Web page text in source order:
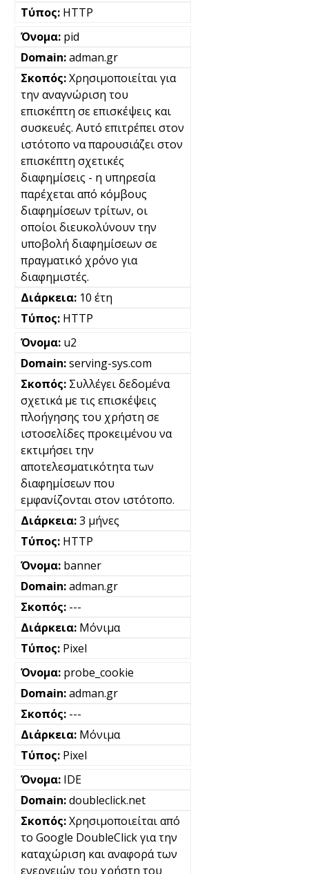
HTTP
pid
adman.gr
Χρησιμοποιείται για
την αναγνώριση του
επισκέπτη σε επισκέψεις και
συσκευές. Αυτό επιτρέπει στον
ιστότοπο να παρουσιάζει στον
επισκέπτη σχετικές
διαφημίσεις - η υπηρεσία
παρέχεται από κόμβους
διαφημίσεων τρίτων, οι
οποίοι διευκολύνουν την
υποβολή διαφημίσεων σε
πραγματικό χρόνο για
διαφημιστές.
10 έτη
HTTP
u2
serving-sys.com
Συλλέγει δεδομένα
σχετικά με τις επισκέψεις
πλοήγησης του χρήστη σε
ιστοσελίδες προκειμένου να
εκτιμήσει την
αποτελεσματικότητα των
διαφημίσεων που
εμφανίζονται στον ιστότοπο.
3 μήνες
HTTP
banner
adman.gr
---
Μόνιμα
Pixel
probe_cookie
adman.gr
---
Μόνιμα
Pixel
IDE
doubleclick.net
Χρησιμοποιείται από
το Google DoubleClick για την
καταχώριση και αναφορά των
ενεργειών του χρήστη του